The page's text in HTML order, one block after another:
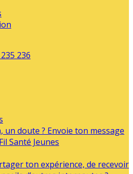
un doute ? Envoie ton message
Santé Jeunes
ton expérience, de recevoir